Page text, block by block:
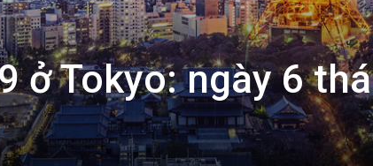
ở Tokyo: ngày 6